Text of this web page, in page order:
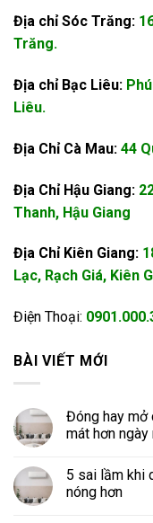
Địa chỉ Sóc Trăng:
Trăng.
Địa chỉ Bạc Liêu:
Liêu.
Địa Chỉ Cà Mau: 44
Địa Chỉ Hậu Giang:
Thanh, Hậu Giang
Địa Chỉ Kiên Giang:
Lạc, Rạch Giá, Kiên
Điện Thoại:
BÀI VIẾT MỚI
Đóng hay mở
mát hơn ngày
5 sai lầm khi
nóng hơn